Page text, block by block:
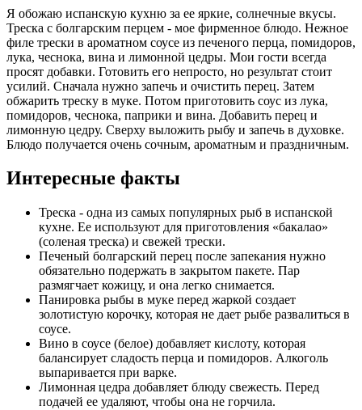
Я обожаю испанскую кухню за ее яркие, солнечные вкусы.
Треска с болгарским перцем - мое фирменное блюдо. Нежное
филе трески в ароматном соусе из печеного перца, помидоров,
лука, чеснока, вина и лимонной цедры. Мои гости всегда
просят добавки. Готовить его непросто, но результат стоит
усилий. Сначала нужно запечь и очистить перец. Затем
обжарить треску в муке. Потом приготовить соус из лука,
помидоров, чеснока, паприки и вина. Добавить перец и
лимонную цедру. Сверху выложить рыбу и запечь в духовке.
Блюдо получается очень сочным, ароматным и праздничным.
Интересные факты
Треска - одна из самых популярных рыб в испанской
кухне. Ее используют для приготовления «бакалао»
(соленая треска) и свежей трески.
Печеный болгарский перец после запекания нужно
обязательно подержать в закрытом пакете. Пар
размягчает кожицу, и она легко снимается.
Панировка рыбы в муке перед жаркой создает
золотистую корочку, которая не дает рыбе развалиться в
соусе.
Вино в соусе (белое) добавляет кислоту, которая
балансирует сладость перца и помидоров. Алкоголь
выпаривается при варке.
Лимонная цедра добавляет блюду свежесть. Перед
подачей ее удаляют, чтобы она не горчила.